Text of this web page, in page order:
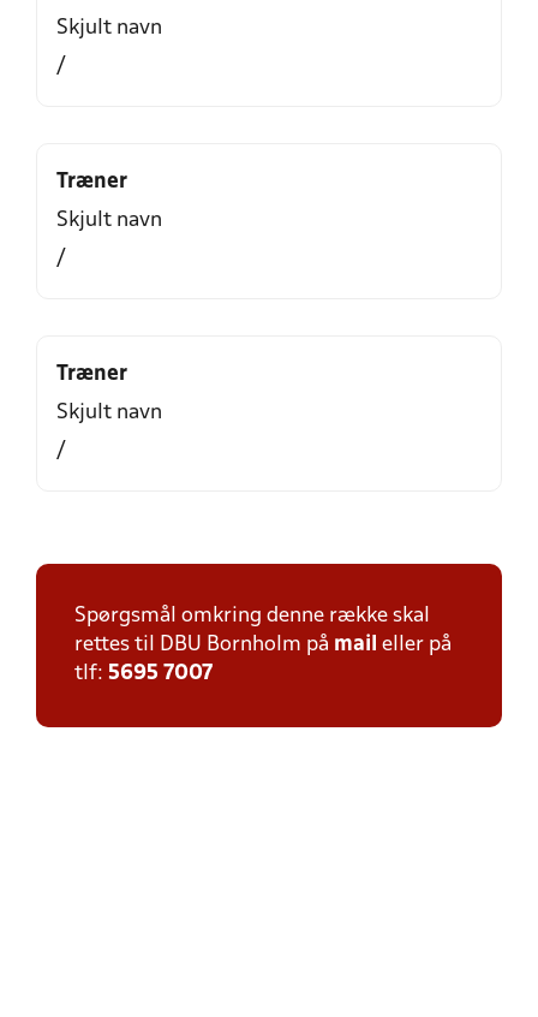
Skjult navn
/
Træner
Skjult navn
/
Træner
Skjult navn
/
Spørgsmål omkring denne række skal
rettes til DBU Bornholm på mail eller på
tlf: 5695 7007